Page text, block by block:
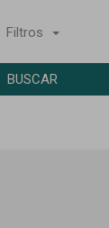
Filtros
BUSCAR